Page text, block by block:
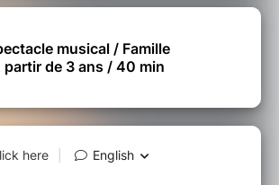
font à vue et en direct avec pour
de Jacques Tati, les
du cinéma muet ou encore
spectacle qui rassemble les
musical / Famille
partir de 3 ans / 40 min